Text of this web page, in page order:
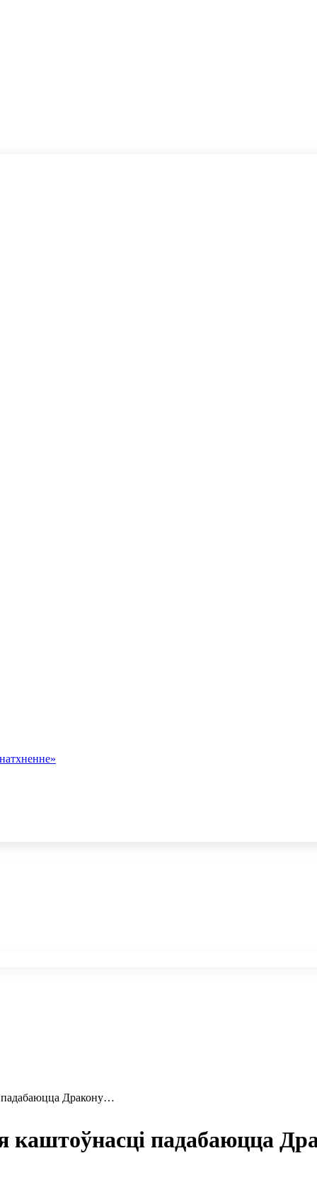
падабаюцца Дракону…
каштоўнасці падабаюцца